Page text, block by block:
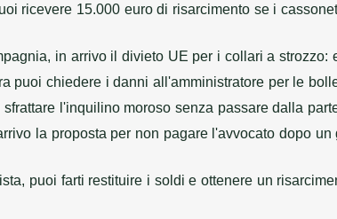
ricevere 15.000 euro di risarcimento se i
in arrivo il divieto UE per i collari a strozzo:
puoi chiedere i danni all'amministratore per le
sfrattare l'inquilino moroso senza passare dalla
la proposta per non pagare l'avvocato dopo
puoi farti restituire i soldi e ottenere un